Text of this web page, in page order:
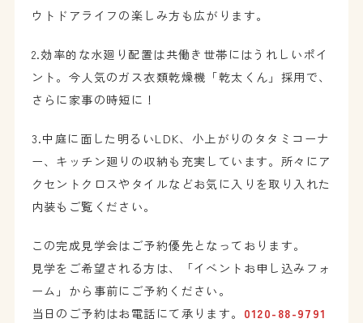
ウトドアライフの楽しみ方も広がります。
2.効率的な水廻り配置は共働き世帯にはうれしいポイ
ント。今人気のガス衣類乾燥機「乾太くん」採用で、
さらに家事の時短に！
3.中庭に面した明るいLDK、小上がりのタタミコーナ
ー、キッチン廻りの収納も充実しています。所々にア
クセントクロスやタイルなどお気に入りを取り入れた
内装もご覧ください。
この完成見学会はご予約優先となっております。
見学をご希望される方は、「イベントお申し込みフォ
ーム」から事前にご予約ください。
当日のご予約はお電話にて承ります。 0120-88-9791